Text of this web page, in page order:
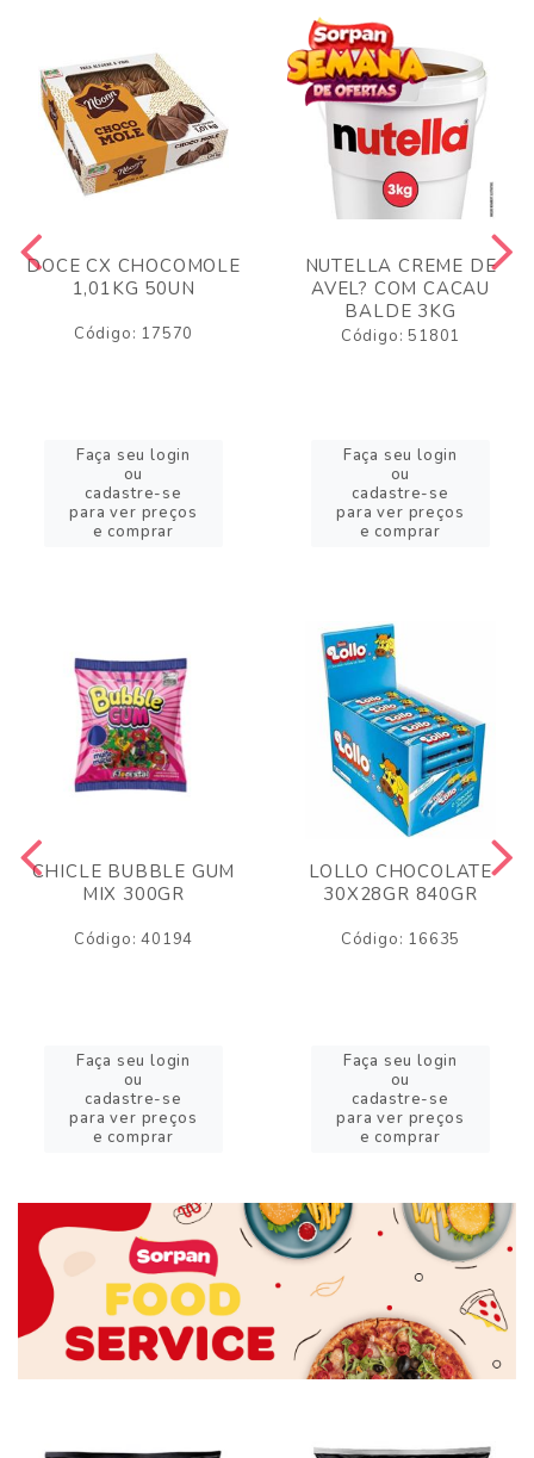
DOCE CX CHOCOMOLE
1,01KG 50UN
Código: 17570
Faça seu login
ou
cadastre-se
para ver preços
e comprar
NUTELLA CREME DE
AVEL? COM CACAU
BALDE 3KG
Código: 51801
Faça seu login
ou
cadastre-se
para ver preços
e comprar
CHICLE BUBBLE GUM
MIX 300GR
Código: 40194
Faça seu login
ou
cadastre-se
para ver preços
e comprar
LOLLO CHOCOLATE
30X28GR 840GR
Código: 16635
Faça seu login
ou
cadastre-se
para ver preços
e comprar